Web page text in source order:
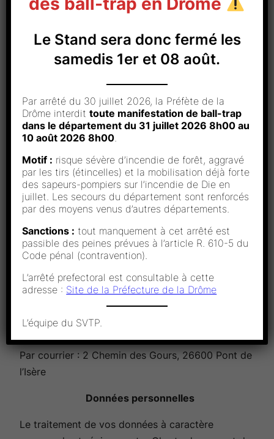
www.svtpvalence.fr (le « Site »), est édité par :
L’association Stade Valentinois de Tir aux Plateaux
ou SVTP, enregistrée auprès de la préfecture de la
Drôme (26) – Préfecture Valence sous le numéro
W263 003 787, ayant son siège situé à 21 Rue
Henri Rey, 26000 Valence, représentée par
Sébastien TOLEDO dûment habilité.
Hébergement
Le Site est hébergé par la société OVH, situé 2 rue
Kellermann – BP 80157 – 59053 Roubaix Cedex 1,
(contact téléphonique ou email : 1007).
Directeur de publication
Le Directeur de la publication du Site est Sébastien
Nous contacter
Par téléphone :+33 4 75 84 56 73
Par email : svtp @ svtp.org
Par courrier : 2 Chemin des Gours, 26600 Pont de
l’Isère
Données personnelles
Le traitement de vos données à caractère
Le Stand sera donc fermé les
samedis 1er et 08 août.
Par arrêté du 30 juillet 2026, la Préfète de la
Drôme interdittoute manifestation de ball-trap
dans le département du 31 juillet 2026 8h00 au
10 août 2026 8h00.
Motif : risque sévère d’incendie de forêt, aggravé
par les tirs (étincelles) et la mobilisation déjà forte
des sapeurs-pompiers sur l’incendie de Die en
juillet. Les secours du département sont renforcés
par des moyens venus d’autres départements.
Sanctions : tout manquement à cet arrêté est
passible des peines prévues à l’article R. 610-5 du
Code pénal (contravention).
L’arrêté prefectoral est consultable à cette
adresse : Site de la Préfecture de la Drôme
L’équipe du SVTP.